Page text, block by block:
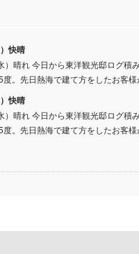
快晴
）晴れ 今日から東洋観光邸ログ積
度。先日熱海で建て方をしたお客
快晴
）晴れ 今日から東洋観光邸ログ積
度。先日熱海で建て方をしたお客